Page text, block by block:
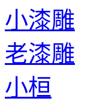
小漆雕
老漆雕
小桓